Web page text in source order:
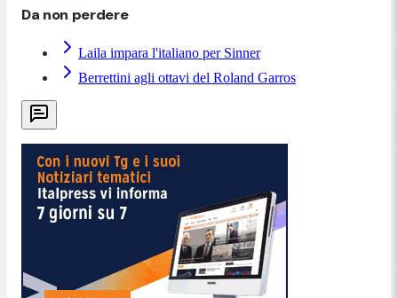
Da non perdere
Laila impara l'italiano per Sinner
Berrettini agli ottavi del Roland Garros